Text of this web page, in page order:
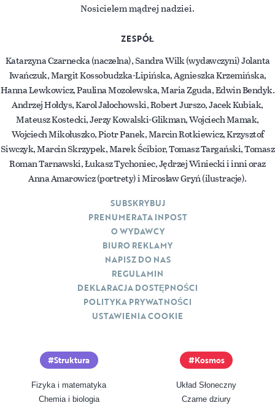
Nosicielem mądrej nadziei.
ZESPÓŁ
Katarzyna Czarnecka (naczelna), Sandra Wilk (wydawczyni) Jolanta
Iwańczuk, Margit Kossobudzka-Lipińska, Agnieszka Krzemińska,
Hanna Lewkowicz, Paulina Mozolewska, Maria Zguda, Edwin Bendyk.
Andrzej Hołdys, Karol Jałochowski, Robert Jurszo, Jacek Kubiak,
Mateusz Kostecki, Jerzy Kowalski-Glikman, Wojciech Mamak,
Wojciech Mikołuszko, Piotr Panek, Marcin Rotkiewicz, Krzysztof
Siwczyk, Marcin Skrzypek, Marek Ścibior, Tomasz Targański, Tomasz
Roman Tarnawski, Łukasz Tychoniec, Jędrzej Winiecki i inni oraz
Anna Amarowicz (portrety) i Mirosław Gryń (ilustracje).
Struktura
Fizyka i matematyka
Chemia i biologia
Kosmos
Układ Słoneczny
Czarne dziury
SUBSKRYBUJ
PRENUMERATA INPOST
O WYDAWCY
BIURO REKLAMY
NAPISZ DO NAS
REGULAMIN
DEKLARACJA DOSTĘPNOŚCI
POLITYKA PRYWATNOŚCI
USTAWIENIA COOKIE